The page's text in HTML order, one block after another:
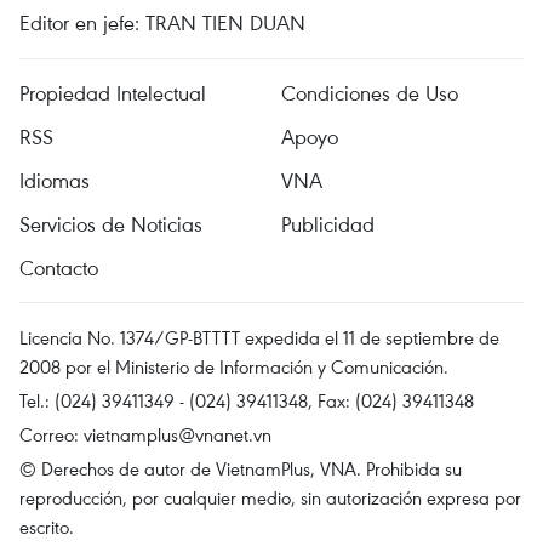
Editor en jefe: TRAN TIEN DUAN
Propiedad Intelectual
Condiciones de Uso
RSS
Apoyo
Idiomas
VNA
Servicios de Noticias
Publicidad
Contacto
Licencia No. 1374/GP-BTTTT expedida el 11 de septiembre de
2008 por el Ministerio de Información y Comunicación.
Tel.: (024) 39411349 - (024) 39411348, Fax: (024) 39411348
Correo: vietnamplus@vnanet.vn
© Derechos de autor de VietnamPlus, VNA. Prohibida su
reproducción, por cualquier medio, sin autorización expresa por
escrito.